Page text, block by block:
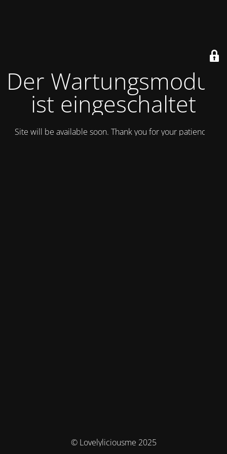
Der Wartungsmodus
ist eingeschaltet
Site will be available soon. Thank you for your patience!
© Lovelyliciousme 2025